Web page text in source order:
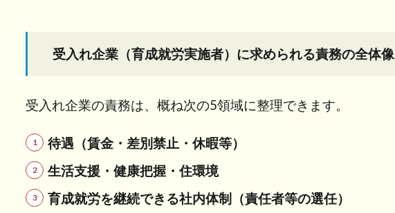
労実
者）
に求
めら
責務
受入れ企業（育成就労実施者）に求められる責務の全体像
受入れ企業の責務は、概ね次の5領域に整理できます。
待遇（賃金・差別禁止・休暇等）
生活支援・健康把握・住環境
育成就労を継続できる社内体制（責任者等の選任）